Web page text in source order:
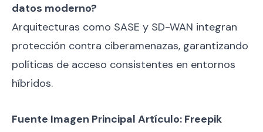
datos moderno?
Arquitecturas como SASE y SD-WAN integran
protección contra ciberamenazas, garantizando
políticas de acceso consistentes en entornos
híbridos.
Fuente Imagen Principal Artículo: Freepik